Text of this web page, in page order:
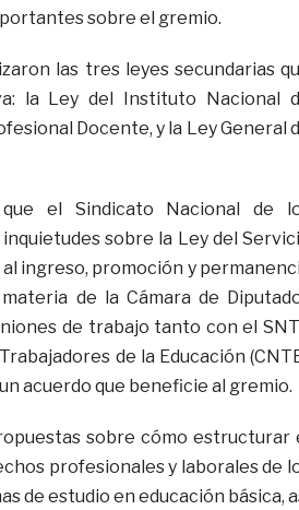
sobre el gremio.
las tres leyes secundarias
la Ley del Instituto Nacional
Docente, y la Ley General
el Sindicato Nacional de
sobre la Ley del
ingreso, promoción y
de la Cámara de
de trabajo tanto con el
de la Educación
acuerdo que beneficie al gremio.
sobre cómo estructurar
profesionales y laborales de
de estudio en educación básica,